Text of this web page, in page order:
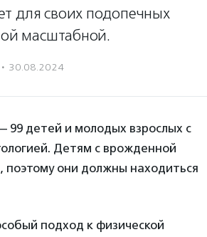
для своих подопечных
масштабной.
· 30.08.2024
99 детей и молодых взрослых с
Детям с врожденной
они должны находиться
подход к физической